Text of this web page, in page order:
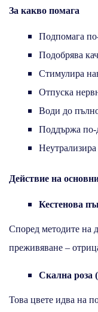
За какво помага
Подпомага
Подобрява
Стимулира
Отпуска
Води до
Поддържа по-
Действие на
Кестенова
Според методите на
преживяване –
Скална роза
Това цвете идва на